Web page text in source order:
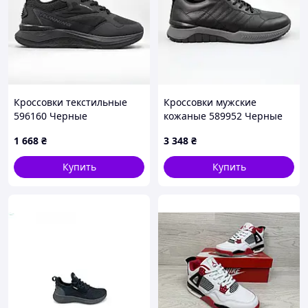
застібки
(при відсутності рулетки скористайтесь
полоскою з цупкого картону)
24 см 26 см 26,5 см
Чому нам довіряють ?
Кроссовки текстильные
596160 Черные
1 668 ₴
Купить
Кроссовки мужские
кожаные 589952 Черные
3 348 ₴
Купить